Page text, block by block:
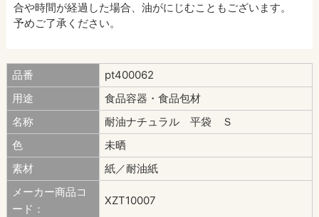
合や時間が経過した場合、油がにじむこともございます。
予めご了承ください。
品番
pt400062
用途
食品容器・食品包材
名称
耐油ナチュラル 平袋 Ｓ
色
未晒
素材
紙／耐油紙
メーカー商品コ
ード：
XZT10007